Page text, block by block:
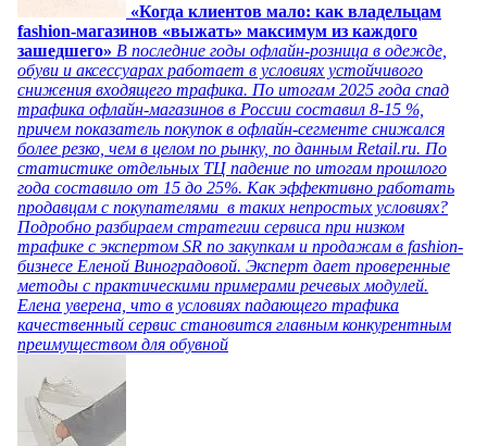
«Когда клиентов мало: как владельцам
fashion-магазинов «выжать» максимум из каждого
зашедшего» В последние годы офлайн-розница в одежде,
обуви и аксессуарах работает в условиях устойчивого
снижения входящего трафика. По итогам 2025 года спад
трафика офлайн-магазинов в России составил 8-15 %,
причем показатель покупок в офлайн-сегменте снижался
более резко, чем в целом по рынку, по данным Retail.ru. По
статистике отдельных ТЦ падение по итогам прошлого
года составило от 15 до 25%. Как эффективно работать
продавцам с покупателями в таких непростых условиях?
Подробно разбираем стратегии сервиса при низком
трафике с экспертом SR по закупкам и продажам в fashion-
бизнесе Еленой Виноградовой. Эксперт дает проверенные
методы с практическими примерами речевых модулей.
Елена уверена, что в условиях падающего трафика
качественный сервис становится главным конкурентным
преимуществом для обувной